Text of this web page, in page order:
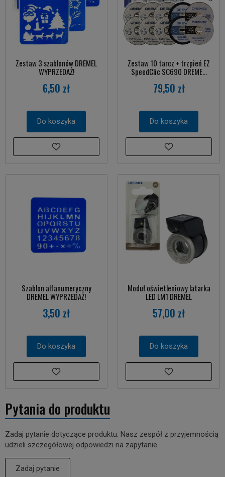
Zestaw 3 szablonów DREMEL
WYPRZEDAŻ!
6,50 zł
Do koszyka
Zestaw 10 tarcz + trzpień EZ
SpeedClic SC690 DREME...
79,50 zł
Do koszyka
Szablon alfanumeryczny
DREMEL WYPRZEDAŻ!
3,50 zł
Do koszyka
Moduł oświetleniowy latarka
LED LM1 DREMEL
57,00 zł
Do koszyka
Pytania do produktu
Zadaj pytanie dotyczące produktu. Nasz zespół z przyjemnością
udzieli szczegółowej odpowiedzi na zapytanie.
Zadaj pytanie